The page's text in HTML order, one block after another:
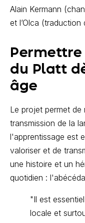
Alain Kermann
et l’Olca
du Platt
âge
Le projet permet de
transmission de la
l'apprentissage est
valoriser et de
une histoire et un
quotidien :
"Il est
locale et